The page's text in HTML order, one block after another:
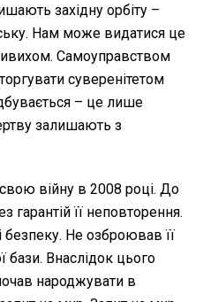
західну орбіту –
Нам може видатися це
Самоуправством
суверенітетом
– це лише
залишають з
війну в 2008 році. До
гарантій її неповторення.
безпеку. Не озброював її
Внаслідок цього
народжувати в